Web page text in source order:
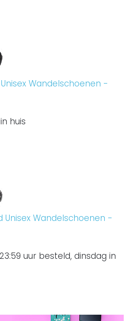
Wandelschoenen -
huis
Unisex Wandelschoenen -
uur besteld, dinsdag in